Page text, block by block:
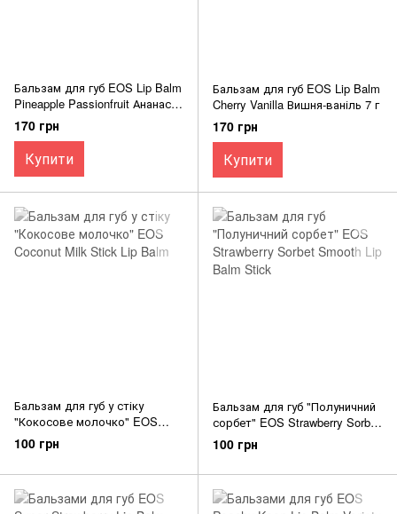
Бальзам для губ EOS Lip Balm
Pineapple Passionfruit Ананас і
маракуйя 7 г
170 грн
Купити
Бальзам для губ EOS Lip Balm
Cherry Vanilla Вишня-ваніль 7 г
170 грн
Купити
Бальзам для губ у стіку
"Кокосове молочко" EOS
Coconut Milk Stick Lip Balm
100 грн
Бальзам для губ "Полуничний
сорбет" EOS Strawberry Sorbet
Smooth Lip Balm Stick
100 грн